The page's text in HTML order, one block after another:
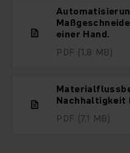
einer Hand.
PDF (1,8 MB)
Nachhaltigkeit
PDF (7,1 MB)